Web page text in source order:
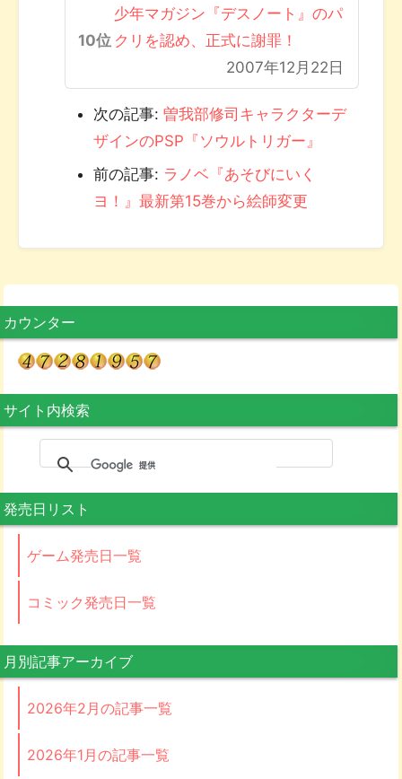
少年マガジン『デスノート』のパ
クリを認め、正式に謝罪！
2007年12月22日
次の記事: 曽我部修司キャラクターデ
ザインのPSP『ソウルトリガー』
前の記事: ラノベ『あそびにいく
ヨ！』最新第15巻から絵師変更
カウンター
サイト内検索
発売日リスト
ゲーム発売日一覧
コミック発売日一覧
月別記事アーカイブ
2026年2月の記事一覧
2026年1月の記事一覧